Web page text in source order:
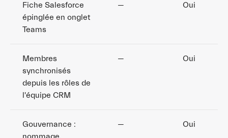
Fiche Salesforce
épinglée en onglet
Teams
— Oui
Membres
synchronisés
depuis les rôles de
l'équipe CRM
— Oui
Gouvernance :
— Oui